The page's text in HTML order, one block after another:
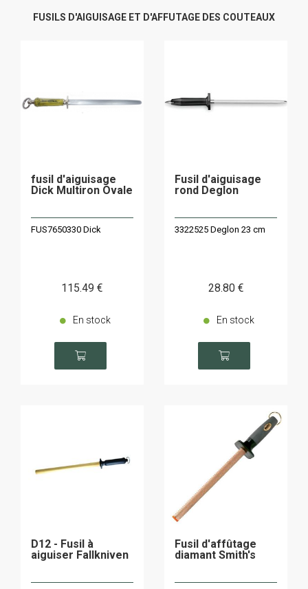
FUSILS D'AIGUISAGE ET D'AFFUTAGE DES COUTEAUX
fusil d'aiguisage
Dick Multiron Ovale
FUS7650330 Dick
115.49 €
En stock
Fusil d'aiguisage
rond Deglon
3322525 Deglon 23 cm
28.80 €
En stock
D12 - Fusil à
aiguiser Fallkniven
Fusil d'affûtage
diamant Smith's